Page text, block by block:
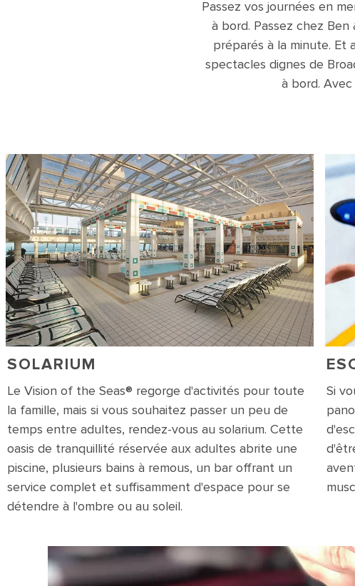
Passez vos journées en
à bord. Passez chez
préparés à la minute. Et
spectacles dignes de
à bord.
SOLARIUM
Le Vision of the Seas® regorge d'activités pour toute
la famille, mais si vous souhaitez passer un peu de
temps entre adultes, rendez-vous au solarium. Cette
oasis de tranquillité réservée aux adultes abrite une
piscine, plusieurs bains à remous, un bar offrant un
service complet et suffisamment d'espace pour se
détendre à l'ombre ou au soleil.
Si